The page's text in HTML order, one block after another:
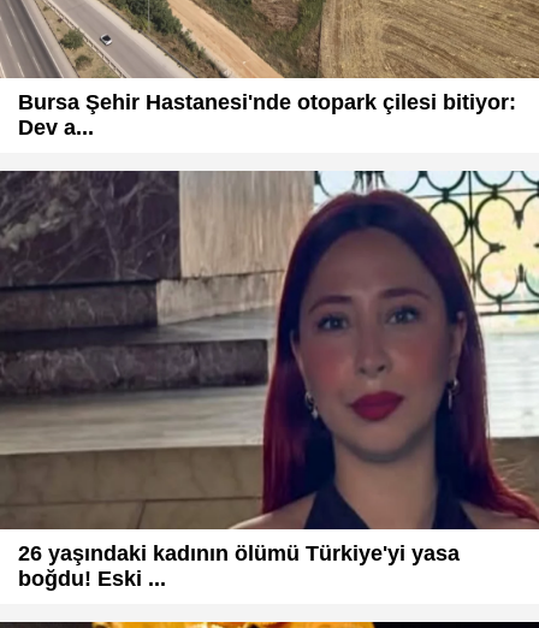
Bursa Şehir Hastanesi'nde otopark çilesi bitiyor:
Dev a...
26 yaşındaki kadının ölümü Türkiye'yi yasa
boğdu! Eski ...